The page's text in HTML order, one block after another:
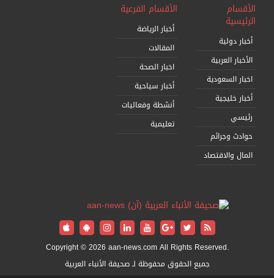
الأقسام
الرئيسية
أخبار دولية
الأخبار العربية
اخبار السعودية
أخبار خليجية
رئيسي
حوادث وجرائم
المال والاقتصاد
الأقسام الفرعية
أخبار الرياضة
المقالات
اخبار الصحة
أخبار سياحية
أنشطة وفعاليات
تعليمية
Copyright © 2026 aan-news.com All Rights Reserved.
جميع الحقوق محفوظة لـ صحيفة الأنباء العربية